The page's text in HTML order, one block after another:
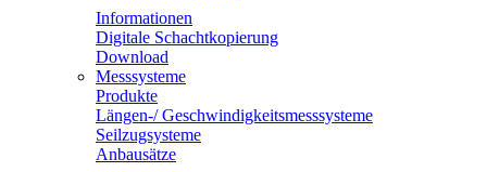
Informationen
Digitale Schachtkopierung
Download
Messsysteme
Produkte
Längen-/ Geschwindigkeitsmesssysteme
Seilzugsysteme
Anbausätze